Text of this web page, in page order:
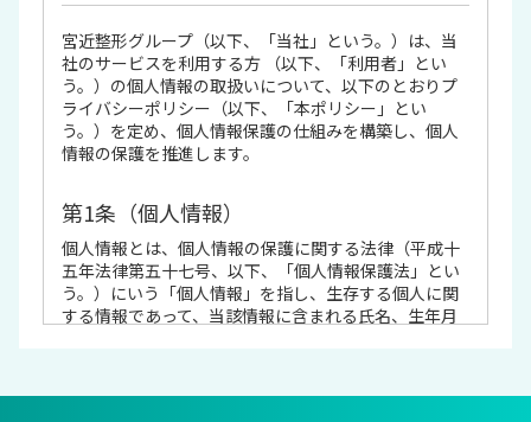
宮近整形グループ（以下、「当社」という。）は、当
社のサービスを利用する方 （以下、「利用者」とい
う。）の個人情報の取扱いについて、以下のとおりプ
ライバシーポリシー（以下、「本ポリシー」とい
う。）を定め、個人情報保護の仕組みを構築し、個人
情報の保護を推進します。
第1条（個人情報）
個人情報とは、個人情報の保護に関する法律（平成十
五年法律第五十七号、以下、「個人情報保護法」とい
う。）にいう「個人情報」を指し、生存する個人に関
する情報であって、当該情報に含まれる氏名、生年月